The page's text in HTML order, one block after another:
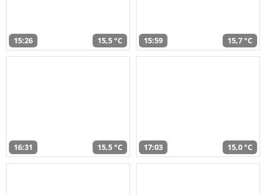
15:26 15,5 °C 15:59 15,7 °C
16:31 15,5 °C 17:03 15,0 °C